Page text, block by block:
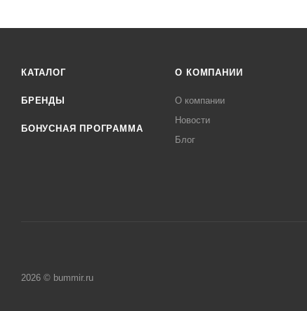
КАТАЛОГ
БРЕНДЫ
БОНУСНАЯ ПРОГРАММА
О КОМПАНИИ
О компании
Новости
Блог
2026 © bummir.ru